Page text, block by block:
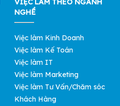
NGHỀ
Việc làm Kinh Doanh
Việc làm Kế Toán
Việc làm IT
Việc làm Marketing
Việc làm Tư Vấn/Chăm sóc
Khách Hàng